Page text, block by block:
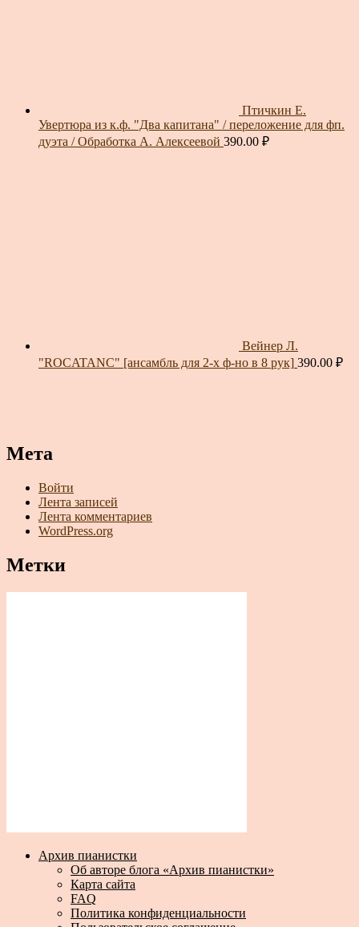
Птичкин Е.
Увертюра из к.ф. "Два капитана" / переложение для фп.
дуэта / Обработка А. Алексеевой 390.00 ₽
Вейнер Л.
"ROCATANC" [ансамбль для 2-х ф-но в 8 рук] 390.00 ₽
Мета
Войти
Лента записей
Лента комментариев
WordPress.org
Метки
Архив пианистки
Об авторе блога «Архив пианистки»
Карта сайта
FAQ
Политика конфиденциальности